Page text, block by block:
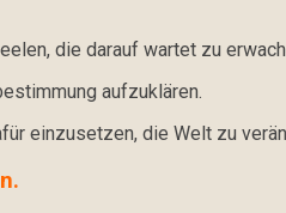
die darauf wartet zu
aufzuklären.
einzusetzen, die Welt zu